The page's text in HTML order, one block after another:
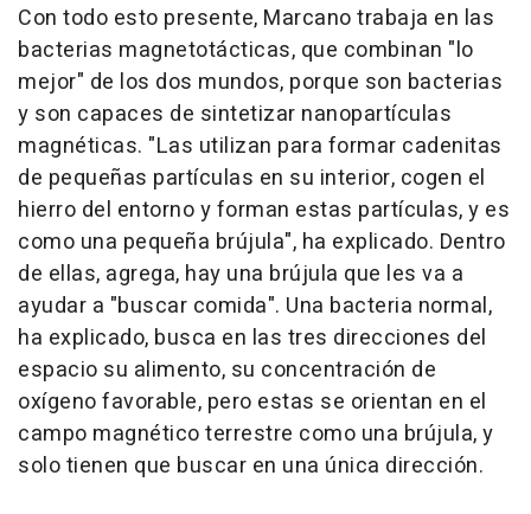
Con todo esto presente, Marcano trabaja en las
bacterias magnetotácticas, que combinan "lo
mejor" de los dos mundos, porque son bacterias
y son capaces de sintetizar nanopartículas
magnéticas. "Las utilizan para formar cadenitas
de pequeñas partículas en su interior, cogen el
hierro del entorno y forman estas partículas, y es
como una pequeña brújula", ha explicado. Dentro
de ellas, agrega, hay una brújula que les va a
ayudar a "buscar comida". Una bacteria normal,
ha explicado, busca en las tres direcciones del
espacio su alimento, su concentración de
oxígeno favorable, pero estas se orientan en el
campo magnético terrestre como una brújula, y
solo tienen que buscar en una única dirección.